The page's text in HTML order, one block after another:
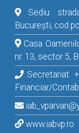
Sediu:
București, cod
Casa
nr. 13, sector 5,
Secretariat:
Financiar/
www.iabvp.ro